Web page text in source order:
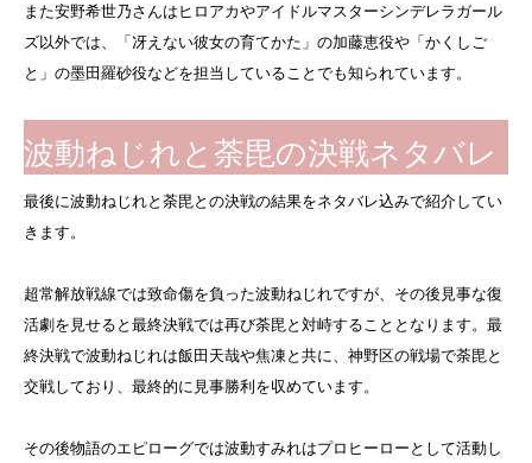
また安野希世乃さんはヒロアカやアイドルマスターシンデレラガール
ズ以外では、「冴えない彼女の育てかた」の加藤恵役や「かくしご
と」の墨田羅砂役などを担当していることでも知られています。
波動ねじれと荼毘の決戦ネタバレ
最後に波動ねじれと荼毘との決戦の結果をネタバレ込みで紹介してい
きます。
超常解放戦線では致命傷を負った波動ねじれですが、その後見事な復
活劇を見せると最終決戦では再び荼毘と対峙することとなります。最
終決戦で波動ねじれは飯田天哉や焦凍と共に、神野区の戦場で荼毘と
交戦しており、最終的に見事勝利を収めています。
その後物語のエピローグでは波動すみれはプロヒーローとして活動し